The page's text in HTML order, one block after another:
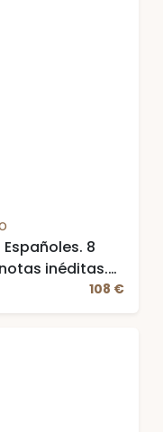
8
inéditas.
visigoda. Tomo
Tomo IV:
108 €